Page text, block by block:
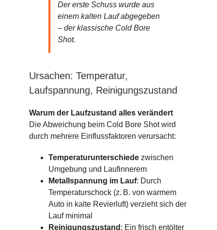
Der erste Schuss wurde aus
einem kalten Lauf abgegeben
– der klassische Cold Bore
Shot.
Ursachen: Temperatur,
Laufspannung, Reinigungszustand
Warum der Laufzustand alles verändert
Die Abweichung beim Cold Bore Shot wird
durch mehrere Einflussfaktoren verursacht:
Temperaturunterschiedezwischen
Umgebung und Laufinnerem
Metallspannung im Lauf: Durch
Temperaturschock (z. B. von warmem
Auto in kalte Revierluft) verzieht sich der
Lauf minimal
Reinigungszustand : Ein frisch entölter